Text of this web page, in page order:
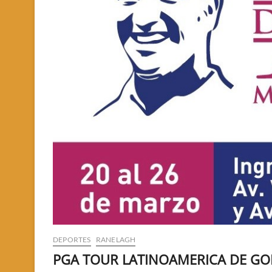
DEPORTES RANELAGH
PGA TOUR LATINOAMERICA DE